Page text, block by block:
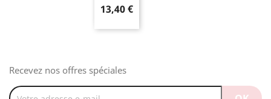
13,40 €
Recevez nos offres spéciales